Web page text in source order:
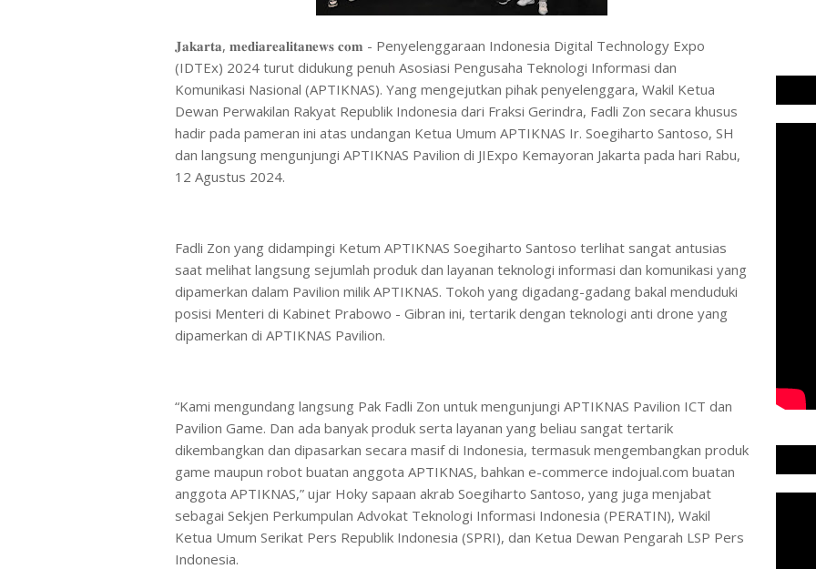
𝐉𝐚𝐤𝐚𝐫𝐭𝐚, 𝐦𝐞𝐝𝐢𝐚𝐫𝐞𝐚𝐥𝐢𝐭𝐚𝐧𝐞𝐰𝐬 𝐜𝐨𝐦 - Penyelenggaraan Indonesia Digital Technology Expo
(IDTEx) 2024 turut didukung penuh Asosiasi Pengusaha Teknologi Informasi dan
Komunikasi Nasional (APTIKNAS). Yang mengejutkan pihak penyelenggara, Wakil Ketua
Dewan Perwakilan Rakyat Republik Indonesia dari Fraksi Gerindra, Fadli Zon secara khusus
hadir pada pameran ini atas undangan Ketua Umum APTIKNAS Ir. Soegiharto Santoso, SH
dan langsung mengunjungi APTIKNAS Pavilion di JIExpo Kemayoran Jakarta pada hari Rabu,
12 Agustus 2024.
Fadli Zon yang didampingi Ketum APTIKNAS Soegiharto Santoso terlihat sangat antusias
saat melihat langsung sejumlah produk dan layanan teknologi informasi dan komunikasi yang
dipamerkan dalam Pavilion milik APTIKNAS. Tokoh yang digadang-gadang bakal menduduki
posisi Menteri di Kabinet Prabowo - Gibran ini, tertarik dengan teknologi anti drone yang
dipamerkan di APTIKNAS Pavilion.
“Kami mengundang langsung Pak Fadli Zon untuk mengunjungi APTIKNAS Pavilion ICT dan
Pavilion Game. Dan ada banyak produk serta layanan yang beliau sangat tertarik
dikembangkan dan dipasarkan secara masif di Indonesia, termasuk mengembangkan produk
game maupun robot buatan anggota APTIKNAS, bahkan e-commerce indojual.com buatan
anggota APTIKNAS,” ujar Hoky sapaan akrab Soegiharto Santoso, yang juga menjabat
sebagai Sekjen Perkumpulan Advokat Teknologi Informasi Indonesia (PERATIN), Wakil
Ketua Umum Serikat Pers Republik Indonesia (SPRI), dan Ketua Dewan Pengarah LSP Pers
Indonesia.